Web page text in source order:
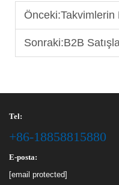
Önceki:Takvimlerin Marka
Sonraki:B2B Satışlarınızı
Tel:
+86-18858815880
E-posta:
[email protected]